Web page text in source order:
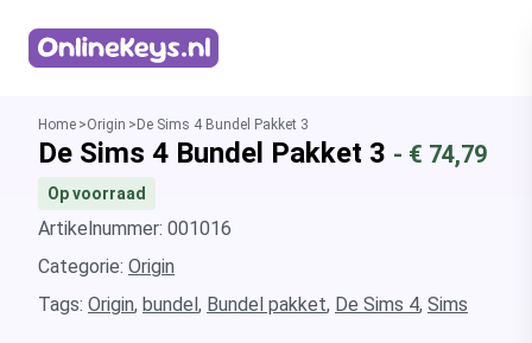
Home Origin De Sims 4 Bundel Pakket 3
De Sims 4 Bundel Pakket 3 - € 74,79
Op voorraad
Artikelnummer: 001016
Categorie: Origin
Tags: Origin, bundel, Bundel pakket, De Sims 4, Sims